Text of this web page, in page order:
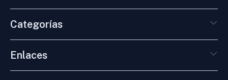
Categorías
Enlaces